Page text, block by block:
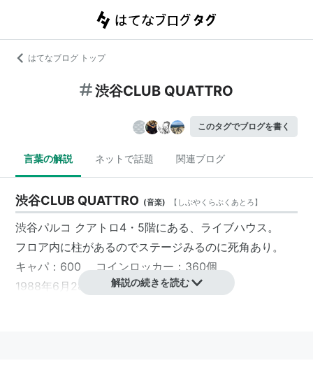
はてなブログ トップ
渋谷CLUB QUATTRO
このタグでブログを書く
言葉の解説 ネットで話題 関連ブログ
渋谷CLUB QUATTRO (音楽) 【 しぶやくらぶくあとろ】
渋谷パルコ クアトロ4・5階にある、 ライブハウス。
フロア内に柱があるのでステージみるのに死角あり。
キャパ：600 コインロッカー：360個
1988年6月28日、開場。解説の続きを読む